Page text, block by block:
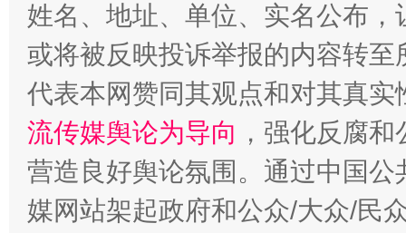
完善运行机制助力责任有效落实 一纸欠
姓名、地址、单位、实名公布
或将被反映投诉举报的内容转
代表本网赞同其观点和对其真实
流传媒舆论为导向 ，强化反腐
营造良好舆论氛围。通过中国
媒网站架起政府和公众/大众/民